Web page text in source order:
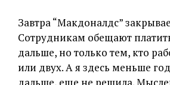
Завтра “Макдоналдс”
Сотрудникам обещают
дальше, но только тем, кто
или двух. А я здесь меньше